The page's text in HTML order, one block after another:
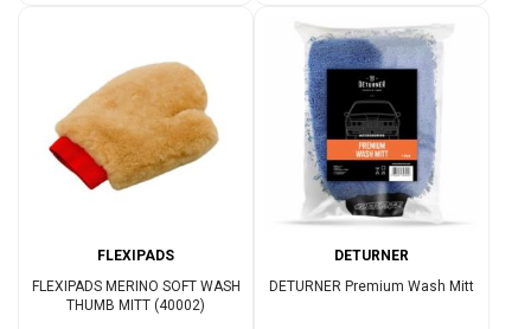
FLEXIPADS
FLEXIPADS MERINO SOFT WASH
THUMB MITT (40002)
DETURNER
DETURNER Premium Wash Mitt